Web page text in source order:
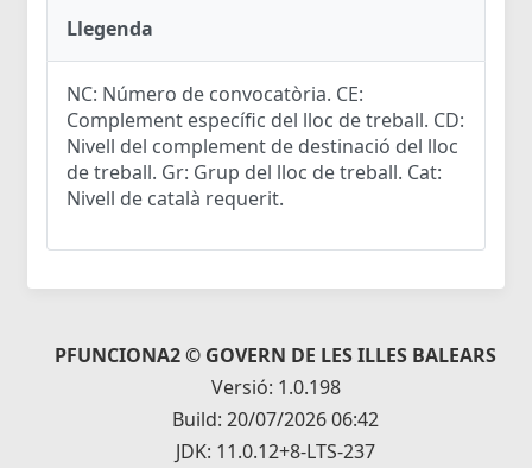
Llegenda
NC: Número de convocatòria. CE:
Complement específic del lloc de treball. CD:
Nivell del complement de destinació del lloc
de treball. Gr: Grup del lloc de treball. Cat:
Nivell de català requerit.
PFUNCIONA2 © GOVERN DE LES ILLES BALEARS
Versió: 1.0.198
Build: 20/07/2026 06:42
JDK: 11.0.12+8-LTS-237